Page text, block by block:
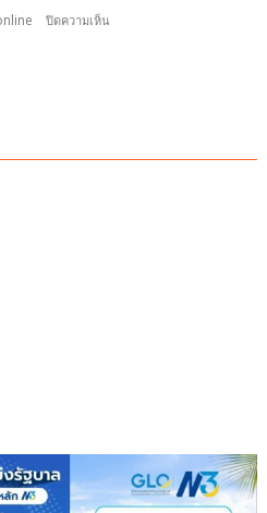
ปิดความเห็น
นั่ง